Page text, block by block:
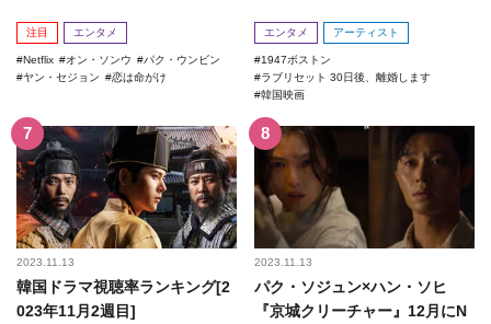
注目 エンタメ
Netflix オン・ソンウ
パク・ウンビン
ヤン・セジョン
恋は命がけ
エンタメ アーティスト
1947ボストン
ラブリセット 30日後、離婚します
韓国映画
2023.11.13
韓国ドラマ視聴率ランキング[2
023年11月2週目]
2023.11.13
パク・ソジュン×ハン・ソヒ
『京城クリーチャー』12月にN